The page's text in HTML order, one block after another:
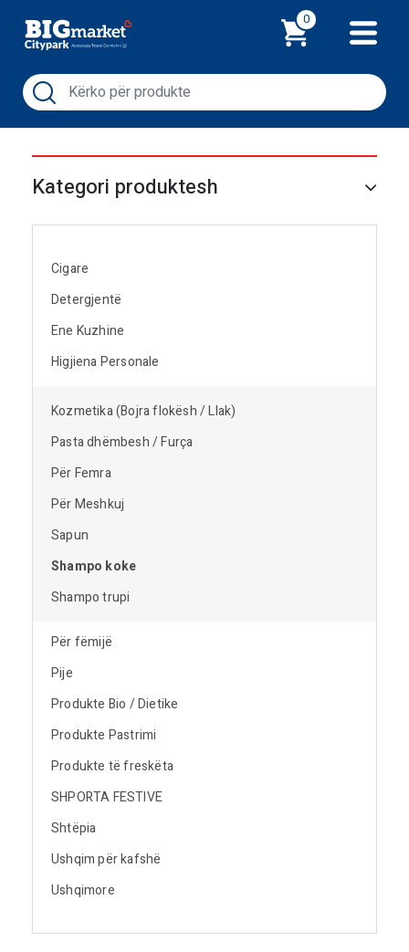
0
Kategori produktesh
Cigare
Detergjentë
Ene Kuzhine
Higjiena Personale
Kozmetika (Bojra flokësh / Llak)
Pasta dhëmbesh / Furça
Për Femra
Për Meshkuj
Sapun
Shampo koke
Shampo trupi
Për fëmijë
Pije
Produkte Bio / Dietike
Produkte Pastrimi
Produkte të freskëta
SHPORTA FESTIVE
Shtëpia
Ushqim për kafshë
Ushqimore